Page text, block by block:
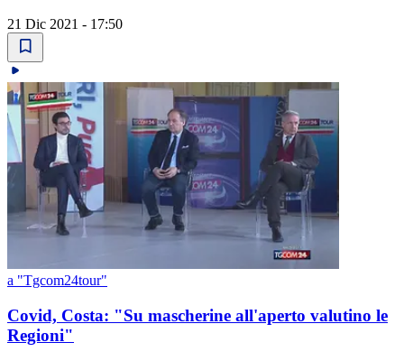
21 Dic 2021 - 17:50
a "Tgcom24tour"
Covid, Costa: "Su mascherine all'aperto valutino le
Regioni"